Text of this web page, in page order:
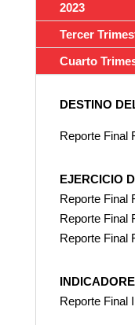
2023
Tercer
Cuarto
DESTINO
Reporte Final
EJERCICIO
Reporte Final
Reporte Final
Reporte Final
Reporte Final